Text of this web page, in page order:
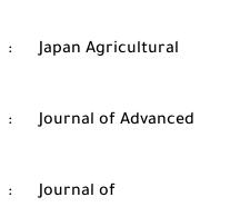
:
Japan Agricultural
:
Journal of Advanced
:
Journal of